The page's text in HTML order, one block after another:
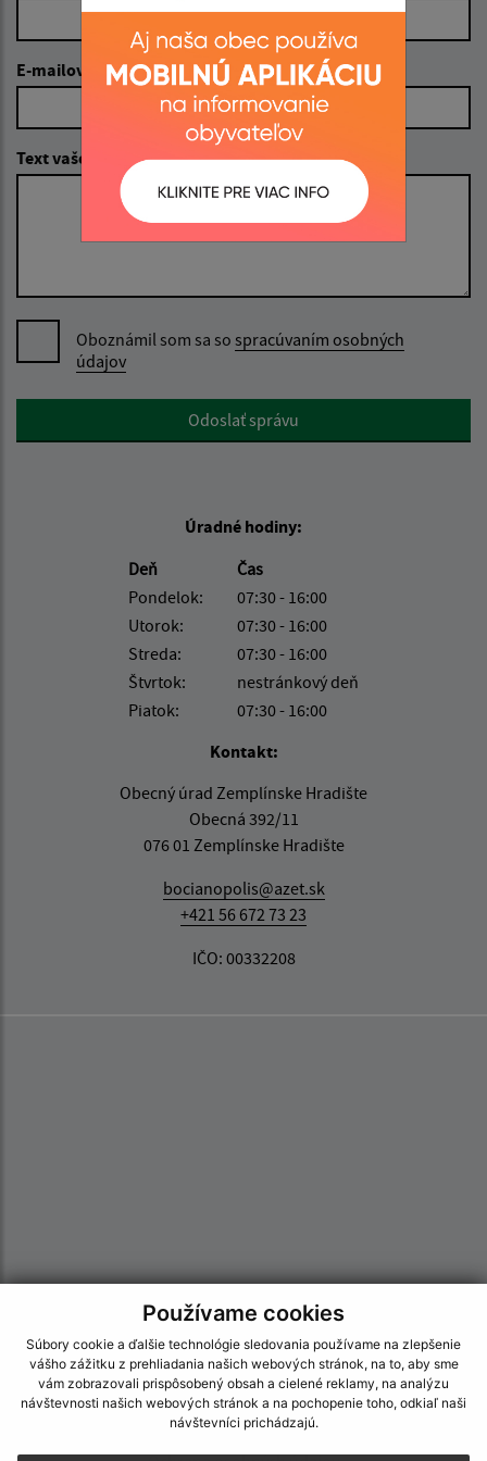
Používame cookies
Súbory cookie a ďalšie technológie sledovania používame na zlepšenie
vášho zážitku z prehliadania našich webových stránok, na to, aby sme
vám zobrazovali prispôsobený obsah a cielené reklamy, na analýzu
návštevnosti našich webových stránok a na pochopenie toho, odkiaľ naši
návštevníci prichádzajú.
E-mailová adresa (povinné)
Text vašej správy (povinné)
Oboznámil som sa so spracúvaním osobných
údajov
Google reCaptcha ResponseOdoslať správu
Úradné hodiny:
Deň
Čas
Pondelok:
07:30 - 16:00
Utorok:
07:30 - 16:00
Streda:
07:30 - 16:00
Štvrtok:
nestránkový deň
Piatok:
07:30 - 16:00
Kontakt:
Obecný úrad Zemplínske Hradište
Obecná 392/11
076 01 Zemplínske Hradište
bocianopolis@azet.sk
+421 56 672 73 23
IČO: 00332208
Informácie o stránke:
Vyhlásenie o prístupnosti
Autorské práva